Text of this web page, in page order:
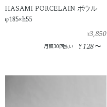
HASAMI PORCELAIN ボウル
φ185×h55
¥3,850
月額30回払い ¥128〜